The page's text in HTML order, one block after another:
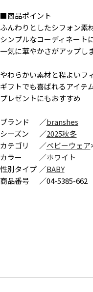
■商品ポイント
ふんわりとしたシフォン素
シンプルなコーディネート
一気に華やかさがアップし
やわらかい素材と程よいフ
ギフトでも喜ばれるアイテ
プレゼントにもおすすめ
ブランド ／branshes
シーズン
／2025秋冬
カテゴリ
／ベビーウェア
カラー
／ホワイト
性別タイプ ／BABY
商品番号
／04-5385-662